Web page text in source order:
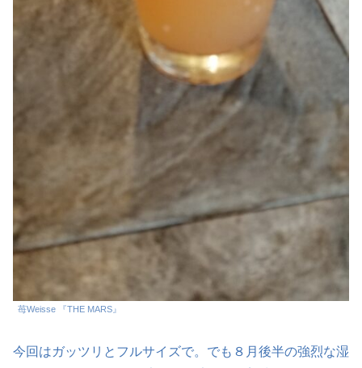
苺Weisse 『THE MARS』
今回はガッツリとフルサイズで。でも８月後半の強烈な湿